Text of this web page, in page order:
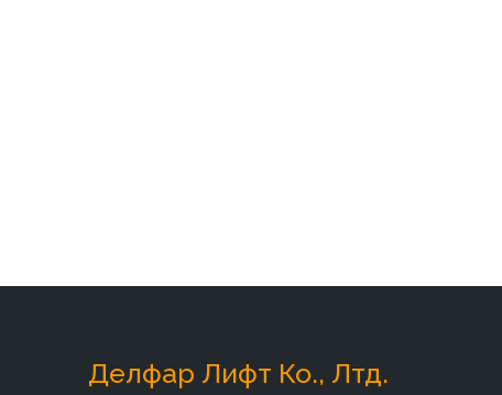
Делфар Лифт Ко., Лтд.